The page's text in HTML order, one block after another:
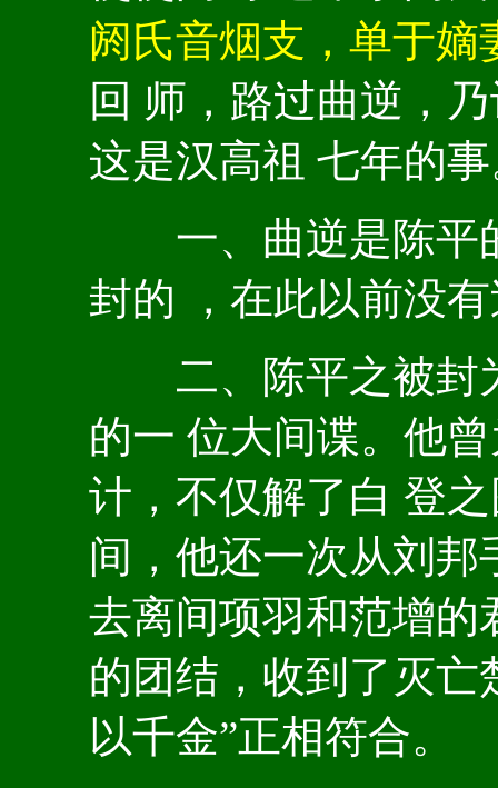
阏氏音烟支，单于嫡
回 师，路过曲逆，
这是汉高祖 七年的
一、曲逆是陈平
封的 ，在此以前没
二、陈平之被封
的一 位大间谍。他
计，不仅解了白 登
间，他还一次从刘
去离间项羽和范增的
的团结，收到了灭亡
以千金”正相符合。